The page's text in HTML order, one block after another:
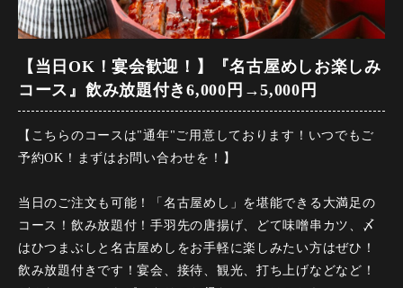
【当日OK！宴会歓迎！】『名古屋めしお楽しみ
コース』飲み放題付き6,000円→5,000円
【こちらのコースは"通年"ご用意しております！いつでもご
予約OK！まずはお問い合わせを！】
当日のご注文も可能！「名古屋めし」を堪能できる大満足の
コース！飲み放題付！手羽先の唐揚げ、どて味噌串カツ、〆
はひつまぶしと名古屋めしをお手軽に楽しみたい方はぜひ！
飲み放題付きです！宴会、接待、観光、打ち上げなどなど！